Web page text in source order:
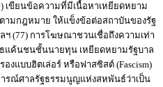
เขียนข้อความที่มีเนื้อหาเหยียดหยาม
ามกฎหมาย ให้แข็งข้อต่อสถาบันของรัฐ
ฯ (77) การโฆษณาชวนเชื่อถึงความเท่า
แค้นชนชั้นนายทุน เหยียดหยามรัฐบาล
งแบบฮิตเล่อร์ หรือฟาสซิสต์ (Fascism)
ารณ์ศาลรัฐธรรมนูญแห่งสหพันธ์ว่าเป็น